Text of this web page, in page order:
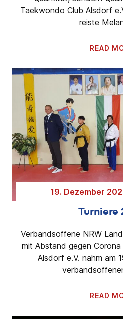
Taekwondo Club Alsdorf
reiste
READ
19. Dezember
Turniere
Verbandsoffene NRW
mit Abstand gegen
Alsdorf e.V. nahm am
READ